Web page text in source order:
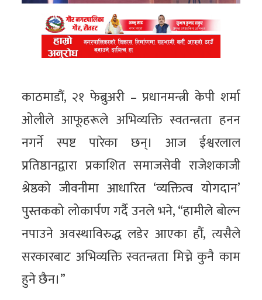
काठमाडौं, २१ फेब्रुअरी – प्रधानमन्त्री केपी शर्मा
ओलीले आफूहरूले अभिव्यक्ति स्वतन्त्रता हनन
नगर्ने स्पष्ट पारेका छन्। आज ईश्वरलाल
प्रतिष्ठानद्वारा प्रकाशित समाजसेवी राजेशकाजी
श्रेष्ठको जीवनीमा आधारित ‘व्यक्तित्व योगदान’
पुस्तकको लोकार्पण गर्दै उनले भने, “हामीले बोल्न
नपाउने अवस्थाविरुद्ध लडेर आएका हौं, त्यसैले
सरकारबाट अभिव्यक्ति स्वतन्त्रता मिच्ने कुनै काम
हुने छैन।”